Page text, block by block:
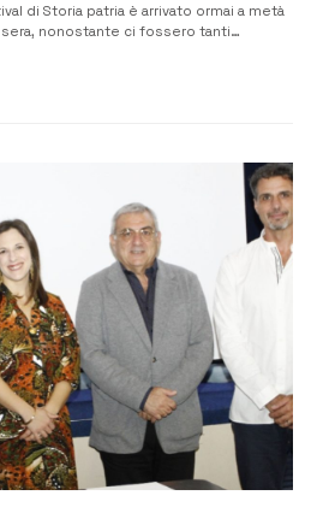
di Storia patria è arrivato ormai a metà
nonostante ci fossero tanti
Liberale Umberto I. È stata un’int...